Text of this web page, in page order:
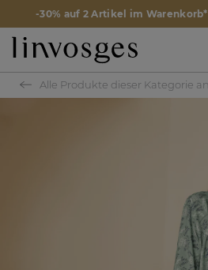
-30% auf 2 Artikel im Warenkorb*
Alle Produkte dieser Kategorie